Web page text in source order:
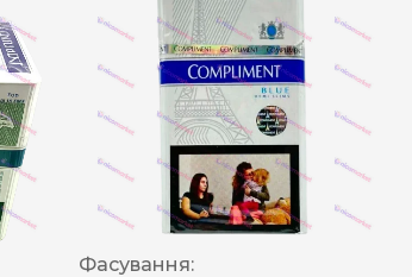
Фасування: